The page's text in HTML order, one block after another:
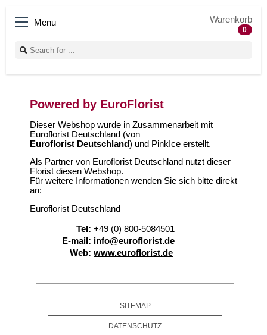
Menu Warenkorb
0
Powered by EuroFlorist
Dieser Webshop wurde in Zusammenarbeit mit
Euroflorist Deutschland (von
Euroflorist Deutschland) und PinkIce erstellt.
Als Partner von Euroflorist Deutschland nutzt dieser
Florist diesen Webshop.
Für weitere Informationen wenden Sie sich bitte direkt
an:
Euroflorist Deutschland
Tel: +49 (0) 800-5084501
E-mail: info@euroflorist.de
Web: www.euroflorist.de
SITEMAP
DATENSCHUTZ